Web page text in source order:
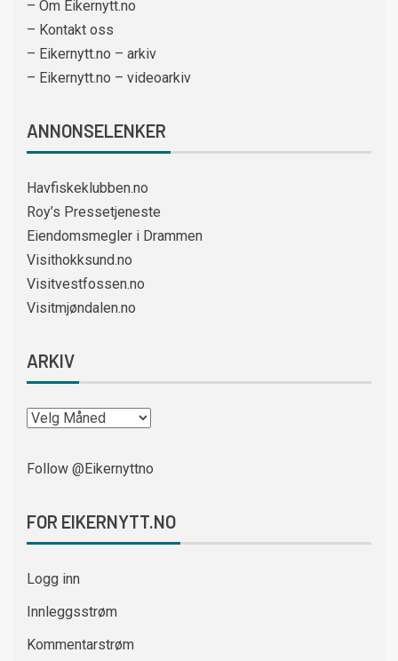
– Om Eikernytt.no
– Kontakt oss
– Eikernytt.no – arkiv
– Eikernytt.no – videoarkiv
ANNONSELENKER
Havfiskeklubben.no
Roy’s Pressetjeneste
Eiendomsmegler i Drammen
Visithokksund.no
Visitvestfossen.no
Visitmjøndalen.no
ARKIV
Follow @Eikernyttno
FOR EIKERNYTT.NO
Logg inn
Innleggsstrøm
Kommentarstrøm